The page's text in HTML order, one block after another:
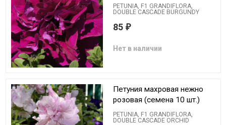
PETUNIA, F1 GRANDIFLORA,
DOUBLE CASCADE BURGUNDY
85 ₽
Нет в наличии
Петуния махровая нежно
розовая (семена 10 шт.)
PETUNIA, F1 GRANDIFLORA,
DOUBLE CASCADE ORCHID